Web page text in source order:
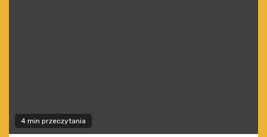
4 min przeczytania